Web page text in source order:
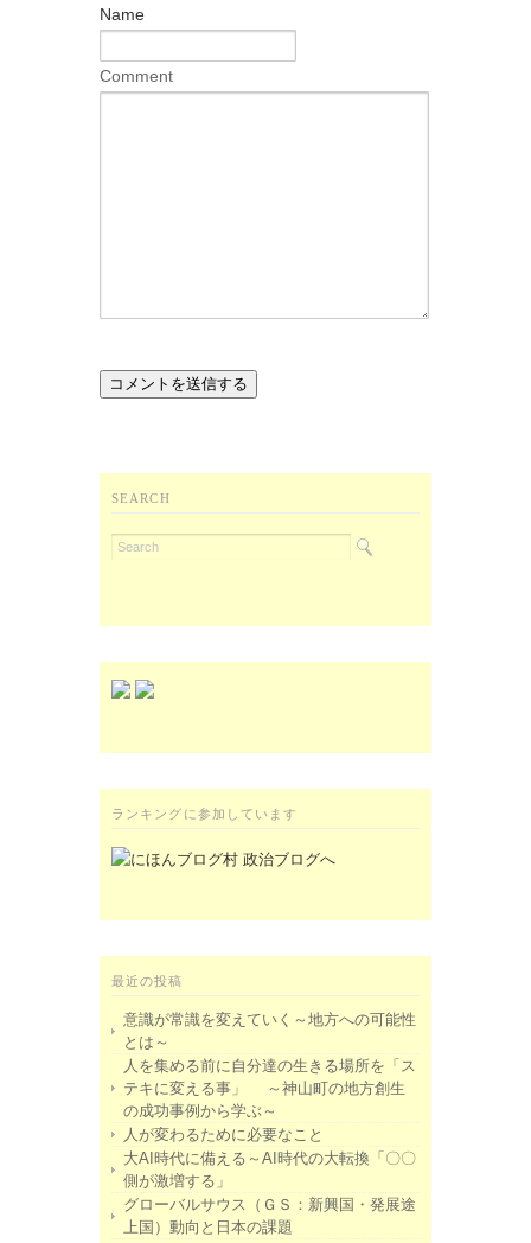
Name
Comment
SEARCH
ランキングに参加しています
最近の投稿
意識が常識を変えていく～地方への可能性
とは～
人を集める前に自分達の生きる場所を「ス
テキに変える事」 ～神山町の地方創生
の成功事例から学ぶ～
人が変わるために必要なこと
大AI時代に備える～AI時代の大転換「〇〇
側が激増する」
グローバルサウス（ＧＳ：新興国・発展途
上国）動向と日本の課題